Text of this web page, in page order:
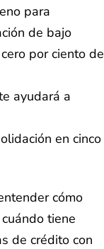
para
de bajo
por ciento de
ayudará a
en cinco
cómo
tiene
de crédito con